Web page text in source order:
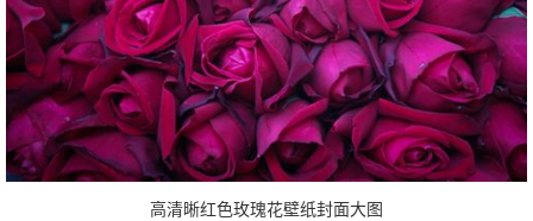
高清晰红色玫瑰花壁纸封面大图